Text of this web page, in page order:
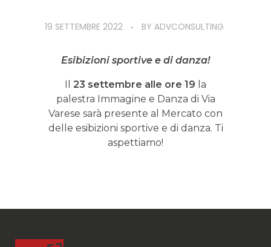
19 SETTEMBRE 2022 BY ADVCONSULTING
Esibizioni sportive e di danza!
Il 23 settembre alle ore 19 la
palestra Immagine e Danza di Via
Varese sarà presente al Mercato con
delle esibizioni sportive e di danza. Ti
aspettiamo!